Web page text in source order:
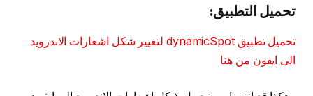
تحميل التطبيق:
تحميل تطبيق dynamicSpot لتغيير شكل اشعارات الاندرويد
الى ايفون من هنا